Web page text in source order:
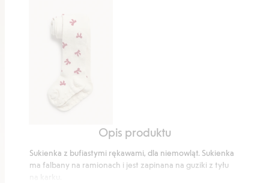
głosów
kokardki
Opis produktu
Sukienka z bufiastymi rękawami, dla niemowląt. Sukienka
ma falbany na ramionach i jest zapinana na guziki z tyłu